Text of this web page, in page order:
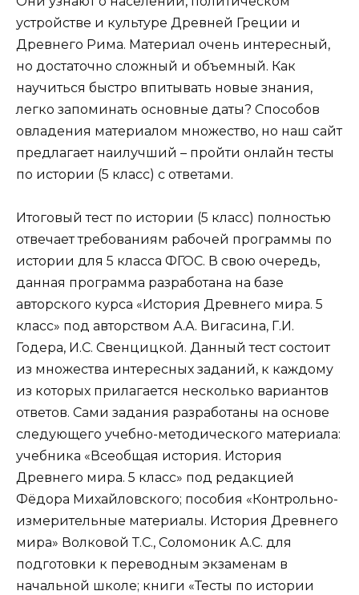
устройстве и культуре Древней Греции и
Древнего Рима. Материал очень интересный,
но достаточно сложный и объемный. Как
научиться быстро впитывать новые знания,
легко запоминать основные даты? Способов
овладения материалом множество, но наш сайт
предлагает наилучший – пройти онлайн тесты
по истории (5 класс) с ответами.
Итоговый тест по истории (5 класс) полностью
отвечает требованиям рабочей программы по
истории для 5 класса ФГОС. В свою очередь,
данная программа разработана на базе
авторского курса «История Древнего мира. 5
класс» под авторством А.А. Вигасина, Г.И.
Годера, И.С. Свенцицкой. Данный тест состоит
из множества интересных заданий, к каждому
из которых прилагается несколько вариантов
ответов. Сами задания разработаны на основе
следующего учебно-методического материала:
учебника «Всеобщая история. История
Древнего мира. 5 класс» под редакцией
Фёдора Михайловского; пособия «Контрольно-
измерительные материалы. История Древнего
мира» Волковой Т.С., Соломоник А.С. для
подготовки к переводным экзаменам в
начальной школе; книги «Тесты по истории